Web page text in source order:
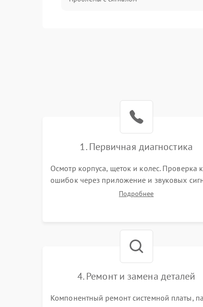
Программные сбои
1. Первичная диагностика
Осмотр корпуса, щеток и колес. Проверка
ошибок через приложение и звуковых
Замер емкости аккумулятора и тестирование
Подробнее
4. Ремонт и замена деталей
Компонентный ремонт системной платы,